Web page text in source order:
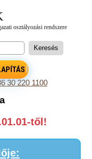
30 220 1100
től!